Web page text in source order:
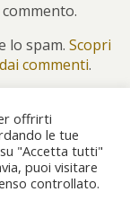
lo spam. Scopri
commenti.
offrirti
le tue
"Accetta tutti"
puoi visitare
controllato.